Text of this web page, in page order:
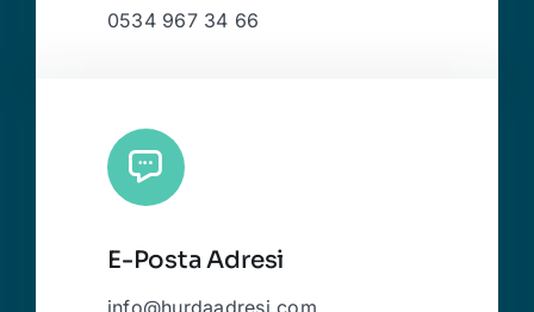
0534 967 34 66
E-Posta Adresi